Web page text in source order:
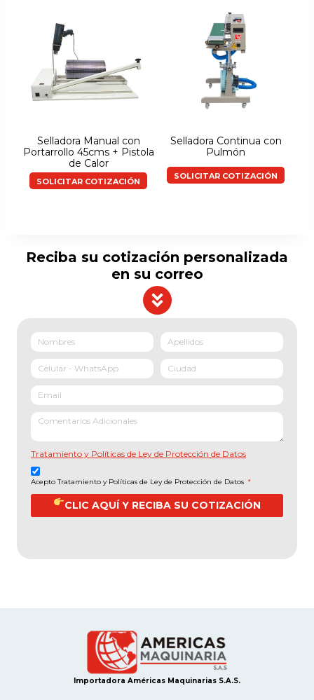
Selladora Manual con
Portarrollo 45cms + Pistola
de Calor
SOLICITAR COTIZACIÓN
Selladora Continua con
Pulmón
SOLICITAR COTIZACIÓN
Reciba su cotización personalizada
en su correo
Tratamiento y Políticas de Ley de Protección de Datos
Acepto Tratamiento y Políticas de Ley de Protección de Datos *
CLIC AQUÍ Y RECIBA SU COTIZACIÓN
Importadora Américas Maquinarias S.A.S.